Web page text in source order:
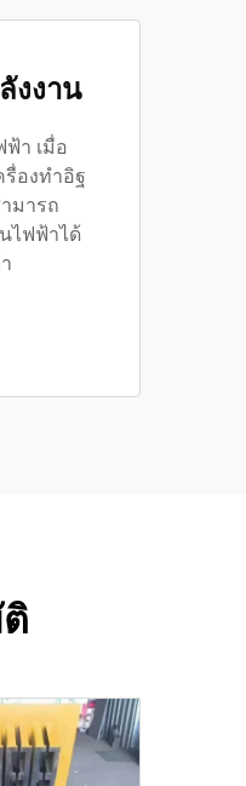
งงาน
า เมื่อ
รื่องทำอิฐ
มารถ
ไฟฟ้าได้